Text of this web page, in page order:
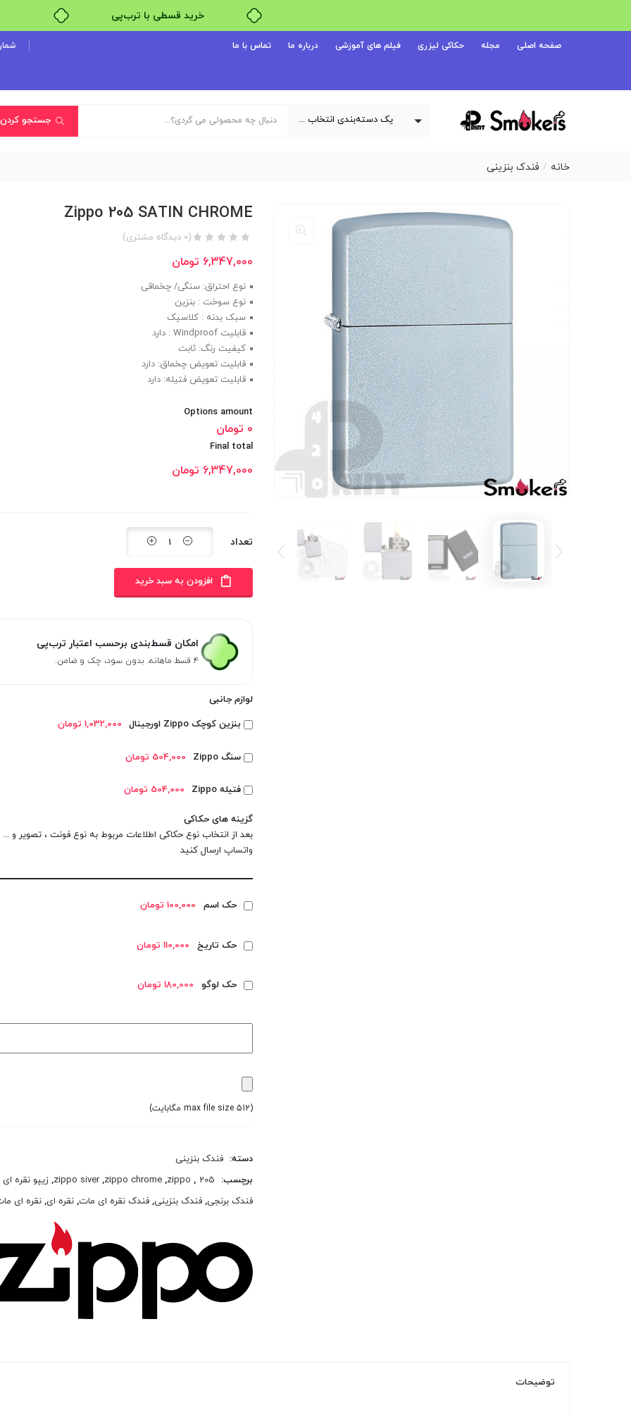
خرید قسطی با ترب‌پی
صفحه اصلی مجله حکاکی لیزری فیلم های آموزشی درباره ما تماس با ما شماره
یک دسته‌بندی انتخاب کنید جستجو کردن
خانه فندک بنزینی
Zippo 205 SATIN CHROME
(
0 دیدگاه مشتری)
6,347,000 تومان
نوع احتراق: سنگی/ چخماقی
نوع سوخت : بنزین
سبک بدنه : کلاسیک
قابلیت Windproof : دارد
کیفیت رنگ: ثابت
قابلیت تعویض چخماق: دارد
قابلیت تعویض فتیله: دارد
Options amount
0 تومان
Final total
6,347,000 تومان
تعداد
افزودن به سبد خرید
امکان قسط‌بندی برحسب اعتبار ترب‌پی
۴ قسط ماهانه. بدون سود، چک و ضامن.
لوازم جانبی
بنزین کوچک Zippo اورجینال
1,032,000 تومان
سنگ Zippo 504,000 تومان
فتیله Zippo 504,000 تومان
گزینه های حکاکی
بعد از انتخاب نوع حکاکی اطلاعات مربوط به نوع فونت ، تصویر و ...
واتساپ ارسال کنید
حک اسم 100,000 تومان
حک تاریخ 110,000 تومان
حک لوگو 180,000 تومان
(max file size 512 مگابایت)
دسته: فندک بنزینی
برچسب:
205
,
zippo
,
zippo chrome
,
zippo siver
, زیپو نقره
فندک برنجی, فندک بنزینی, فندک نقره ای مات, نقره ای, نقره ای
توضیحات